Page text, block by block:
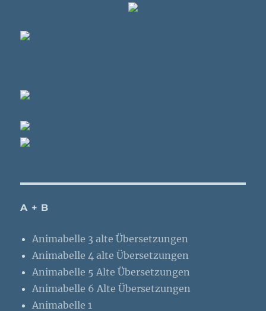
A + B
Animabelle 3 alte Übersetzungen
Animabelle 4 alte Übersetzungen
Animabelle 5 Alte Übersetzungen
Animabelle 6 Alte Übersetzungen
Animabelle 1